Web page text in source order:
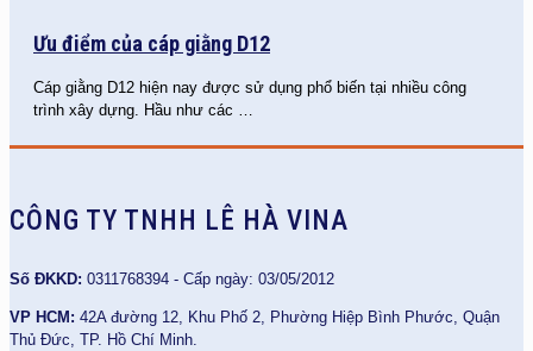
Ưu điểm của cáp giằng D12
Cáp giằng D12 hiện nay được sử dụng phổ biến tại nhiều công
trình xây dựng. Hầu như các …
CÔNG TY TNHH LÊ HÀ VINA
Số ĐKKD: 0311768394 - Cấp ngày: 03/05/2012
VP HCM: 42A đường 12, Khu Phố 2, Phường Hiệp Bình Phước, Quận
Thủ Đức, TP. Hồ Chí Minh.